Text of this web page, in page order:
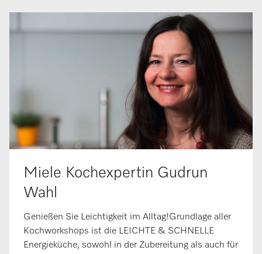
Miele Kochexpertin Gudrun
Wahl
Genießen Sie Leichtigkeit im Alltag!Grundlage aller
Kochworkshops ist die LEICHTE & SCHNELLE
Energieküche, sowohl in der Zubereitung als auch für